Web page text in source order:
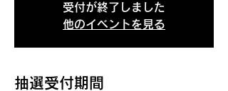
受付が終了しました
他のイベントを見る
抽選受付期間